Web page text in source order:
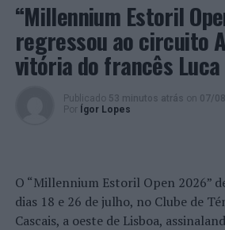
Para mais informações clique em
https://
sorteio-de-natal(Concurso
muito especial e acolhedora, em que
destaques é o tradicional arco do
também um mini Austin como
selfie
“Millennium Estoril
regressou ao circuito
vitória do francês Luca
Publicado 53 minutos atrás on 07/
Por
Ígor Lopes
O “Millennium Estoril Open 2026”
dias 18 e 26 de julho, no Clube de
Cascais, a oeste de Lisboa,